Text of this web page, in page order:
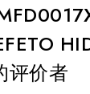
评价者